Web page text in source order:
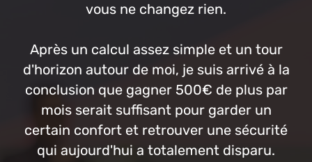
vous ne changez rien.
Après un calcul assez simple et un tour
d'horizon autour de moi, je suis arrivé à la
conclusion que gagner 500€ de plus par
mois serait suffisant pour garder un
certain confort et retrouver une sécurité
qui aujourd'hui a totalement disparu.